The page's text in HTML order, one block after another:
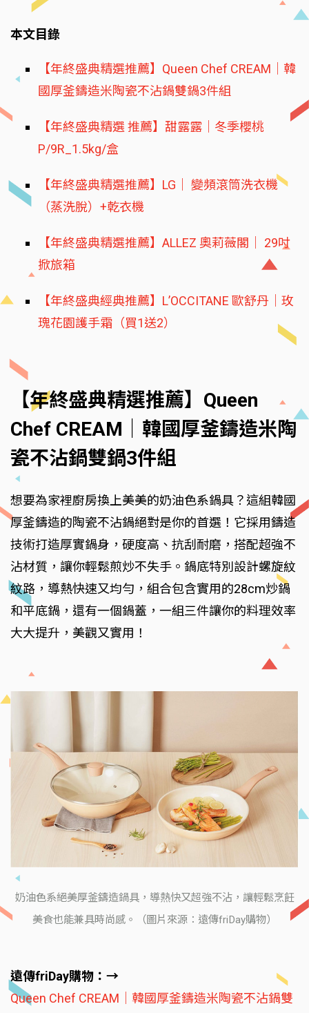
本文目錄
【年終盛典精選推薦】Queen Chef CREAM｜韓
國厚釜鑄造米陶瓷不沾鍋雙鍋3件組
【年終盛典精選 推薦】甜露露｜冬季櫻桃
P/9R_1.5kg/盒
【年終盛典精選推薦】LG｜ 變頻滾筒洗衣機
（蒸洗脫）+乾衣機
【年終盛典精選推薦】ALLEZ 奧莉薇閣｜ 29吋
掀旅箱
【年終盛典經典推薦】L’OCCITANE 歐舒丹｜玫
瑰花園護手霜（買1送2）
【年終盛典精選推薦】Queen
Chef CREAM｜韓國厚釜鑄造米陶
瓷不沾鍋雙鍋3件組
想要為家裡廚房換上美美的奶油色系鍋具？這組韓國
厚釜鑄造的陶瓷不沾鍋絕對是你的首選！它採用鑄造
技術打造厚實鍋身，硬度高、抗刮耐磨，搭配超強不
沾材質，讓你輕鬆煎炒不失手。鍋底特別設計螺旋紋
紋路，導熱快速又均勻，組合包含實用的28cm炒鍋
和平底鍋，還有一個鍋蓋，一組三件讓你的料理效率
大大提升，美觀又實用！
奶油色系絕美厚釜鑄造鍋具，導熱快又超強不沾，讓輕鬆烹飪
美食也能兼具時尚感。（圖片來源：遠傳friDay購物）
遠傳friDay購物：→
Queen Chef CREAM｜韓國厚釜鑄造米陶瓷不沾鍋雙